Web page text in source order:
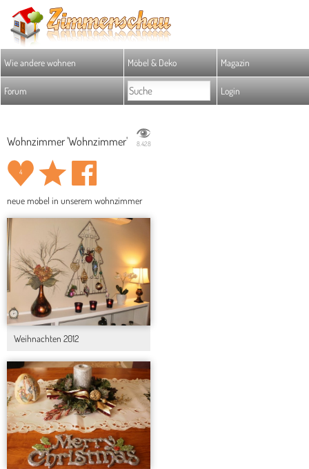
Wie andere wohnen Möbel & Deko Magazin
Forum Login
Wohnzimmer 'Wohnzimmer' 8.428
4
neue mobel in unserem wohnzimmer
Weihnachten 2012